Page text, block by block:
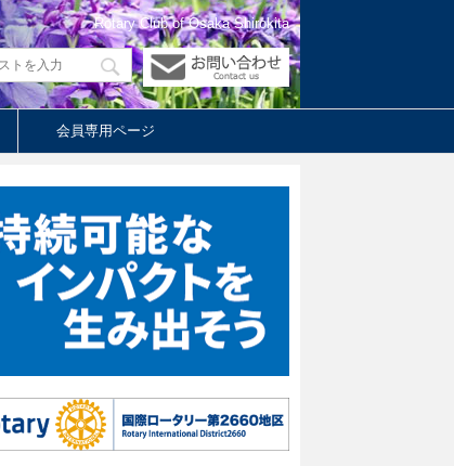
Rotary Club of Osaka Shirokita
会員専用ページ